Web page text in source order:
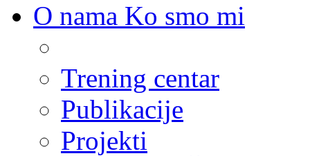
O nama Ko smo mi
Trening centar
Publikacije
Projekti